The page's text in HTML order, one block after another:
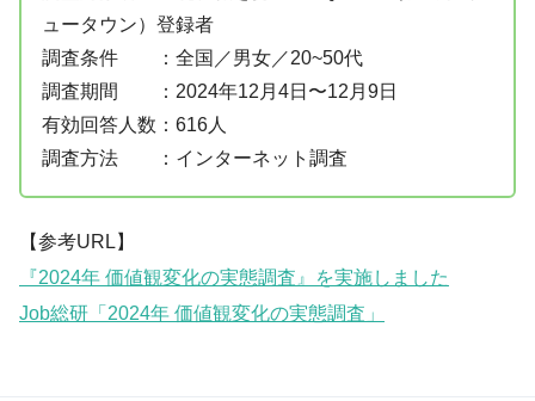
ュータウン）登録者
調査条件 ：全国／男女／20~50代
調査期間 ：2024年12月4日〜12月9日
有効回答人数：616人
調査方法 ：インターネット調査
【参考URL】
『2024年 価値観変化の実態調査』を実施しました
Job総研「2024年 価値観変化の実態調査」